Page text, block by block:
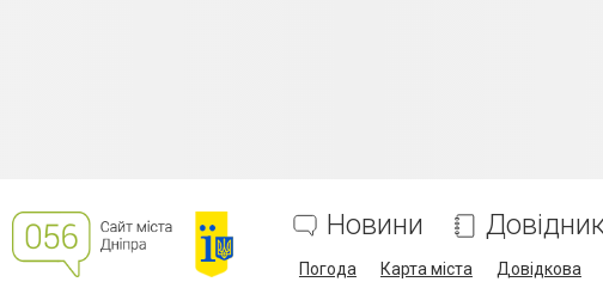
Новини
Погода Карта міста Довідкова